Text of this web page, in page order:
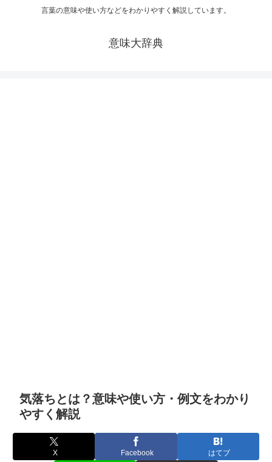
言葉の意味や使い方などをわかりやすく解説しています。
意味大辞典
気落ちとは？意味や使い方・例文をわかり
やすく解説
X Facebook はてブ